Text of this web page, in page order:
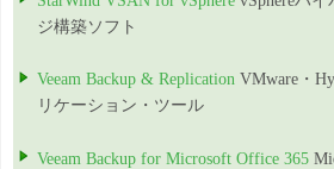
ジ構築ソフト
Veeam Backup & Replication VMware・
リケーション・ツール
Veeam Backup for Microsoft Office 365